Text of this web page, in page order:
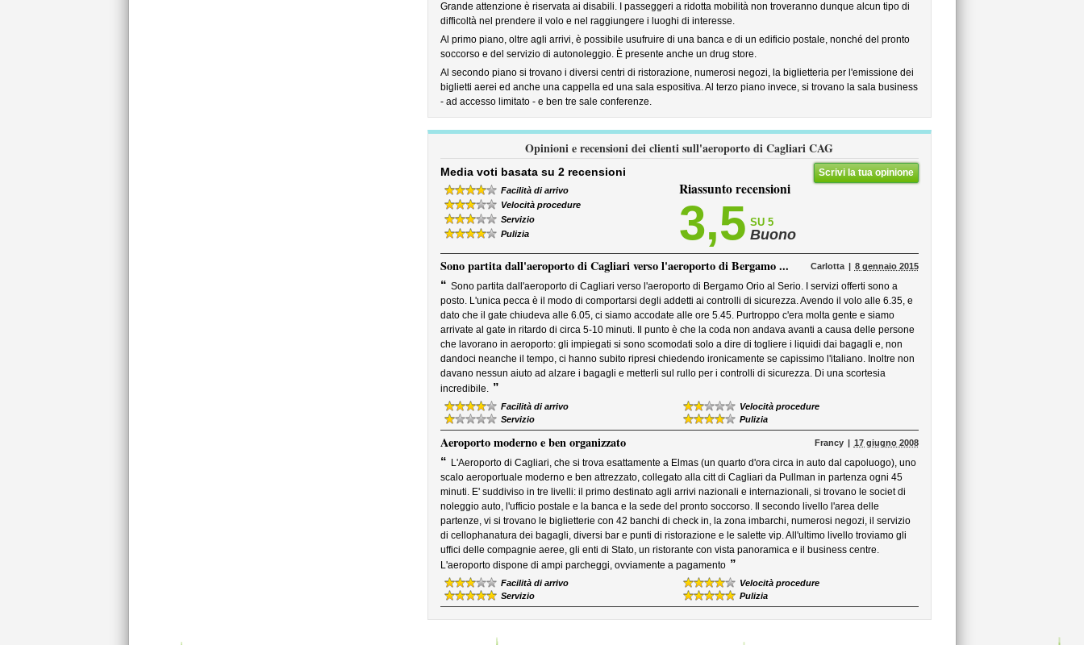
Grande attenzione è riservata ai disabili. I passeggeri a ridotta mobilità non troveranno dunque alcun tipo di
difficoltà nel prendere il volo e nel raggiungere i luoghi di interesse.
Al primo piano, oltre agli arrivi, è possibile usufruire di una banca e di un edificio postale, nonché del pronto
soccorso e del servizio di autonoleggio. È presente anche un drug store.
Al secondo piano si trovano i diversi centri di ristorazione, numerosi negozi, la biglietteria per l'emissione dei
biglietti aerei ed anche una cappella ed una sala espositiva. Al terzo piano invece, si trovano la sala business
- ad accesso limitato - e ben tre sale conferenze.
Opinioni e recensioni dei clienti sull'aeroporto di Cagliari CAG
Scrivi la tua opinione
Media voti basata su 2 recensioni
Facilità di arrivo
Velocità procedure
Servizio
Pulizia
Riassunto recensioni
3,5 SU 5
Buono
Sono partita dall'aeroporto di Cagliari verso l'aeroporto di Bergamo ... Carlotta 8 gennaio 2015
“ Sono partita dall'aeroporto di Cagliari verso l'aeroporto di Bergamo Orio al Serio. I servizi offerti sono a
posto. L'unica pecca è il modo di comportarsi degli addetti ai controlli di sicurezza. Avendo il volo alle 6.35, e
dato che il gate chiudeva alle 6.05, ci siamo accodate alle ore 5.45. Purtroppo c'era molta gente e siamo
arrivate al gate in ritardo di circa 5-10 minuti. Il punto è che la coda non andava avanti a causa delle persone
che lavorano in aeroporto: gli impiegati si sono scomodati solo a dire di togliere i liquidi dai bagagli e, non
dandoci neanche il tempo, ci hanno subito ripresi chiedendo ironicamente se capissimo l'italiano. Inoltre non
davano nessun aiuto ad alzare i bagagli e metterli sul rullo per i controlli di sicurezza. Di una scortesia
incredibile. ”
Facilità di arrivo
Velocità procedure
Servizio
Pulizia
Aeroporto moderno e ben organizzato Francy 17 giugno 2008
“ L'Aeroporto di Cagliari, che si trova esattamente a Elmas (un quarto d'ora circa in auto dal capoluogo), uno
scalo aeroportuale moderno e ben attrezzato, collegato alla citt di Cagliari da Pullman in partenza ogni 45
minuti. E' suddiviso in tre livelli: il primo destinato agli arrivi nazionali e internazionali, si trovano le societ di
noleggio auto, l'ufficio postale e la banca e la sede del pronto soccorso. Il secondo livello l'area delle
partenze, vi si trovano le biglietterie con 42 banchi di check in, la zona imbarchi, numerosi negozi, il servizio
di cellophanatura dei bagagli, diversi bar e punti di ristorazione e le salette vip. All'ultimo livello troviamo gli
uffici delle compagnie aeree, gli enti di Stato, un ristorante con vista panoramica e il business centre.
L'aeroporto dispone di ampi parcheggi, ovviamente a pagamento ”
Facilità di arrivo
Velocità procedure
Servizio
Pulizia